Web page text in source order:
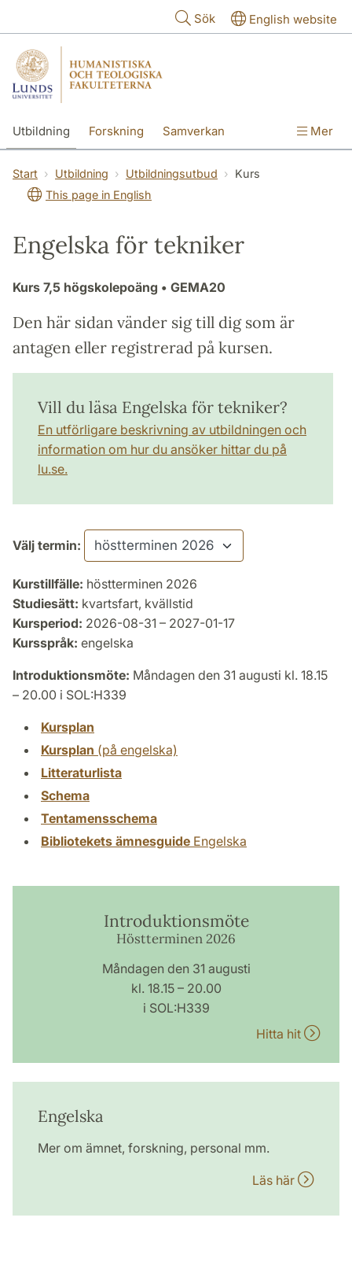
Sök English website
Utbildning Forskning Samverkan Mer
Start Utbildning Utbildningsutbud
Kurs
This page in English
Engelska för tekniker
Kurs 7,5 högskolepoäng • GEMA20
Den här sidan vänder sig till dig som är
antagen eller registrerad på kursen.
Vill du läsa Engelska för tekniker?
En utförligare beskrivning av utbildningen och
information om hur du ansöker hittar du på
lu.se.
Välj termin:
Kurstillfälle: höstterminen 2026
Studiesätt: kvartsfart, kvällstid
Kursperiod: 2026-08-31 – 2027-01-17
Kursspråk: engelska
Introduktionsmöte: Måndagen den 31 augusti kl. 18.15
– 20.00 i SOL:H339
Kursplan
Kursplan (på engelska)
Litteraturlista
Schema
Tentamensschema
Bibliotekets ämnesguide Engelska
Introduktionsmöte
Höstterminen 2026
Måndagen den 31 augusti
kl. 18.15 – 20.00
i SOL:H339
Hitta hit
Engelska
Mer om ämnet, forskning, personal mm.
Läs här